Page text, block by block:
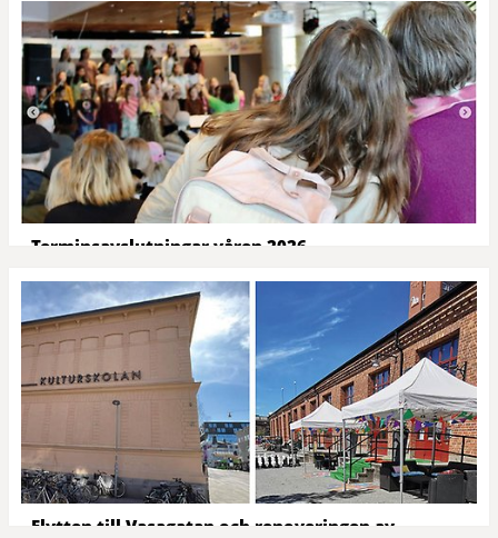
fritidshem och förskolor, men vi har också kurser och
workshops för barn och unga runt om i stan! Vissa...
Terminsavslutningar våren 2026
och vernissage! Denna vår bjuder vi in till många olika uppspel
och avslut. Vissa är för nära och...
Flytten till Vasagatan och renoveringen av